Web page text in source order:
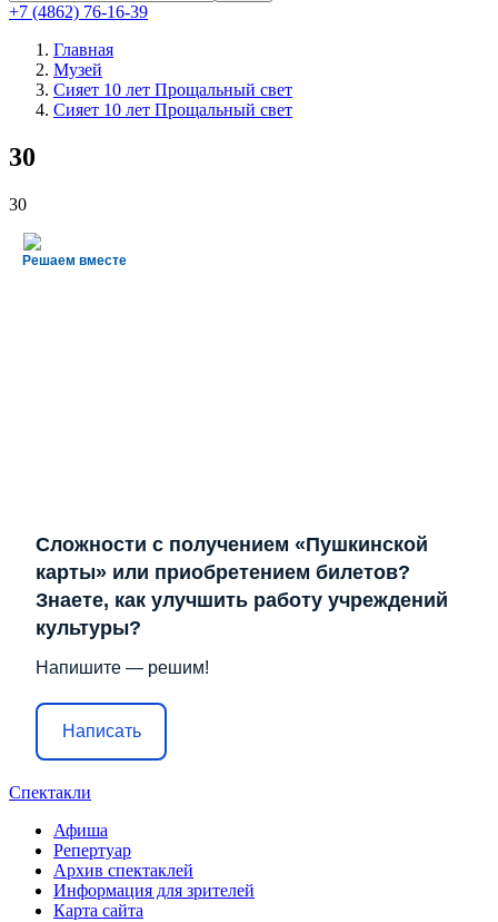
+7 (4862) 76-16-39
Главная
Музей
Сияет 10 лет Прощальный свет
Сияет 10 лет Прощальный свет
30
30
Решаем вместе
Сложности с получением «Пушкинской
карты» или приобретением билетов?
Знаете, как улучшить работу учреждений
культуры?
Напишите — решим!
Написать
Спектакли
Афиша
Репертуар
Архив спектаклей
Информация для зрителей
Карта сайта